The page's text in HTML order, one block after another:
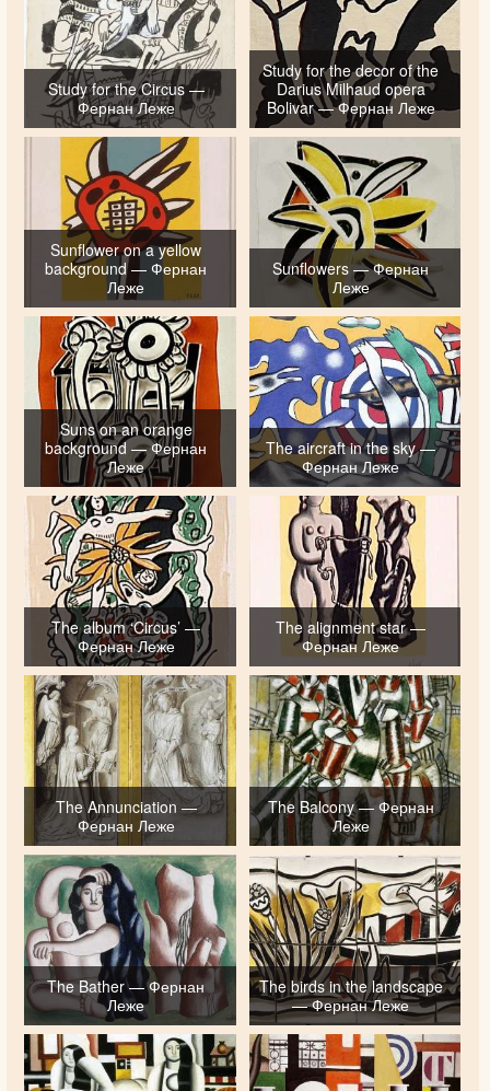
Study for the Circus —
Фернан Леже
Study for the decor of the
Darius Milhaud opera
Bolivar — Фернан Леже
Sunflower on a yellow
background — Фернан
Леже
Sunflowers — Фернан
Леже
Suns on an orange
background — Фернан
Леже
The aircraft in the sky —
Фернан Леже
The album ‘Circus’ —
Фернан Леже
The alignment star —
Фернан Леже
The Annunciation —
Фернан Леже
The Balcony — Фернан
Леже
The Bather — Фернан
Леже
The birds in the landscape
— Фернан Леже